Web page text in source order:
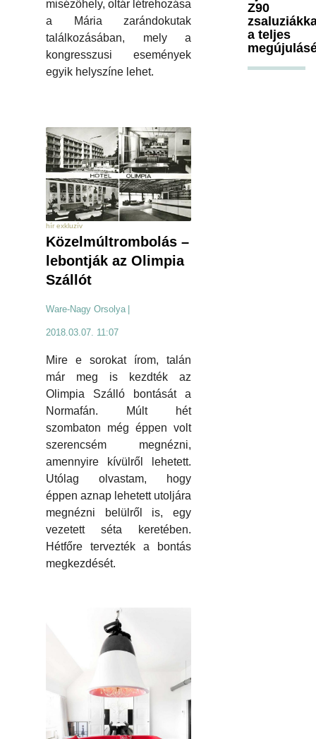
misézőhely, oltár létrehozása
a Mária zarándokutak
találkozásában, mely a
kongresszusi események
egyik helyszíne lehet.
hír exkluzív
Közelmúltrombolás –
lebontják az Olimpia
Szállót
Ware-Nagy Orsolya
2018.03.07. 11:07
Mire e sorokat írom, talán
már meg is kezdték az
Olimpia Szálló bontását a
Normafán. Múlt hét
szombaton még éppen volt
szerencsém megnézni,
amennyire kívülről lehetett.
Utólag olvastam, hogy
éppen aznap lehetett utoljára
megnézni belülről is, egy
vezetett séta keretében.
Hétfőre tervezték a bontás
megkezdését.
Z90
a teljes